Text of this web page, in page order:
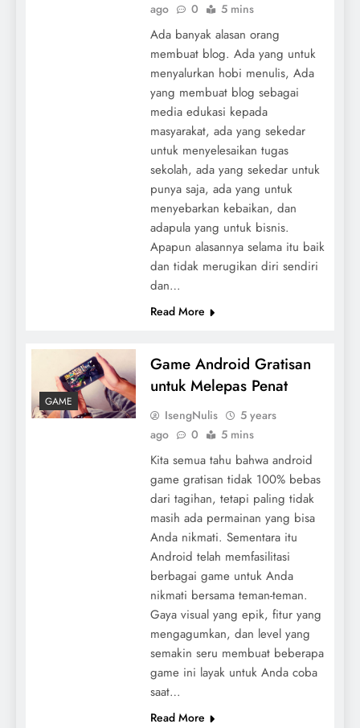
ago
0 5 mins
Ada banyak alasan orang
membuat blog. Ada yang untuk
menyalurkan hobi menulis, Ada
yang membuat blog sebagai
media edukasi kepada
masyarakat, ada yang sekedar
untuk menyelesaikan tugas
sekolah, ada yang sekedar untuk
punya saja, ada yang untuk
menyebarkan kebaikan, dan
adapula yang untuk bisnis.
Apapun alasannya selama itu baik
dan tidak merugikan diri sendiri
dan…
Read More
GAME
Game Android Gratisan
untuk Melepas Penat
IsengNulis
5 years
ago
0 5 mins
Kita semua tahu bahwa android
game gratisan tidak 100% bebas
dari tagihan, tetapi paling tidak
masih ada permainan yang bisa
Anda nikmati. Sementara itu
Android telah memfasilitasi
berbagai game untuk Anda
nikmati bersama teman-teman.
Gaya visual yang epik, fitur yang
mengagumkan, dan level yang
semakin seru membuat beberapa
game ini layak untuk Anda coba
saat…
Read More